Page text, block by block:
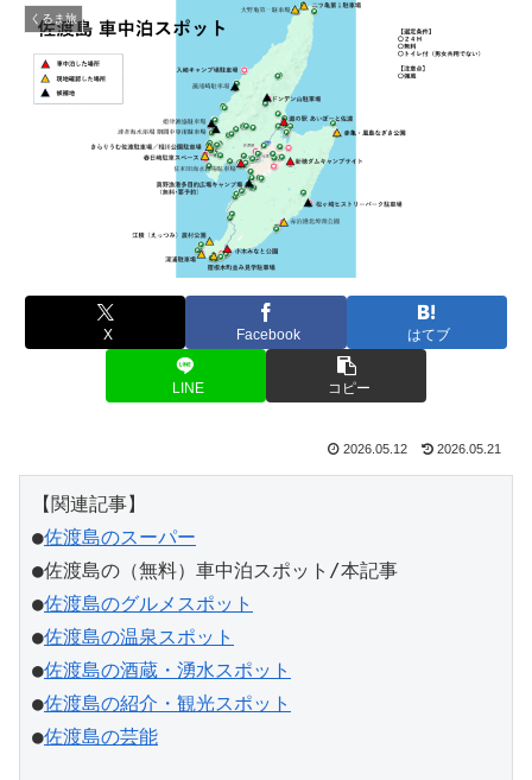
くるま旅
X Facebook はてブ
LINE コピー
2026.05.12 2026.05.21
【関連記事】
●佐渡島のスーパー
●佐渡島の（無料）車中泊スポット/本記事
●佐渡島のグルメスポット
●佐渡島の温泉スポット
●佐渡島の酒蔵・湧水スポット
●佐渡島の紹介・観光スポット
●佐渡島の芸能